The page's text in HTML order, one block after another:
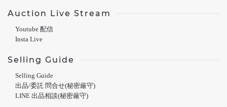
Auction Live Stream
Youtube 配信
Insta Live
Selling Guide
Selling Guide
出品/委託 問合せ(秘密厳守)
LINE 出品相談(秘密厳守)